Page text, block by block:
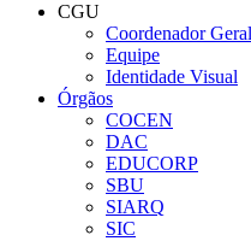
CGU
Coordenador Geral
Equipe
Identidade Visual
Órgãos
COCEN
DAC
EDUCORP
SBU
SIARQ
SIC